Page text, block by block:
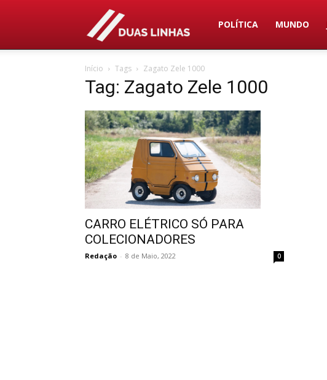
Duas
POLÍTICA MUNDO
Início Tags Zagato Zele 1000
Tag: Zagato Zele 1000
CARRO ELÉTRICO SÓ PARA
COLECIONADORES
Redação - 8 de Maio, 2022 0